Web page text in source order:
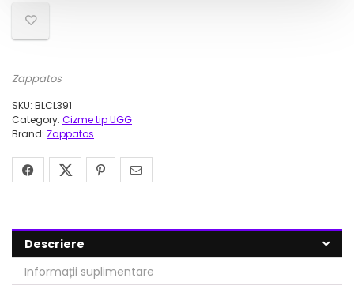
Zappatos
SKU: BLCL391
Category: Cizme tip UGG
Brand: Zappatos
Descriere
Informații suplimentare